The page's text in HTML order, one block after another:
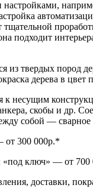
настройками,
тщательной
подходит
из твердых пород
дерева в цвет
к несущим
скобы и др.
собой — сварное
от 300 000р.*
«под ключ» — от 700
доставки,